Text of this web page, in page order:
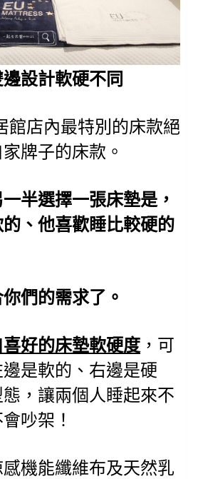
設計軟硬不同
館店內最特別的床款絕
牌子的床款。
半選擇一張床墊是，
、他喜歡睡比較硬的
們的需求了。
好的床墊軟硬度 ，可
是軟的、右邊是硬
，讓兩個人睡起來不
吵架！
機能纖維布及天然乳